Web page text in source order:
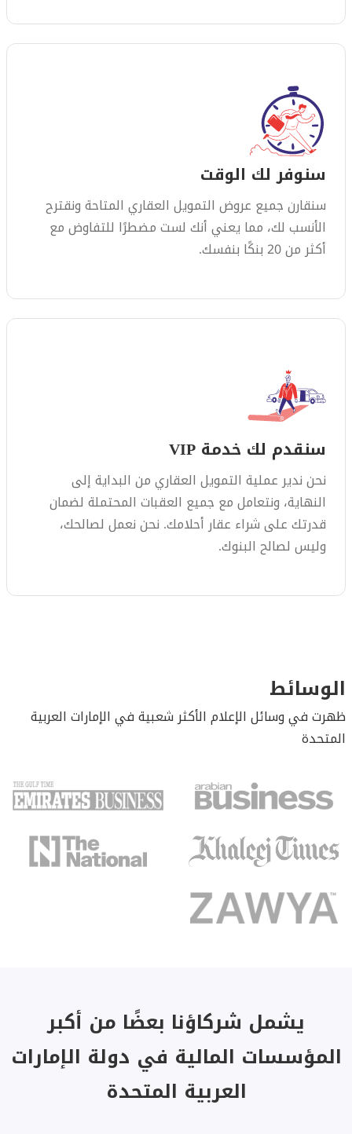
سنوفر لك الوقت
سنقارن جميع عروض التمويل العقاري المتاحة ونقترح
الأنسب لك، مما يعني أنك لست مضطرًا للتفاوض مع
أكثر من 20 بنكًا بنفسك.
سنقدم لك خدمة VIP
نحن ندير عملية التمويل العقاري من البداية إلى
النهاية، ونتعامل مع جميع العقبات المحتملة لضمان
قدرتك على شراء عقار أحلامك. نحن نعمل لصالحك،
وليس لصالح البنوك.
الوسائط
ظهرت في وسائل الإعلام الأكثر شعبية في الإمارات العربية
المتحدة
يشمل شركاؤنا بعضًا من أكبر
المؤسسات المالية في دولة الإمارات
العربية المتحدة